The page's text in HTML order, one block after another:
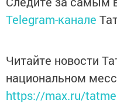
Telegram-канале
Читайте новости
национальном
https://max.ru/